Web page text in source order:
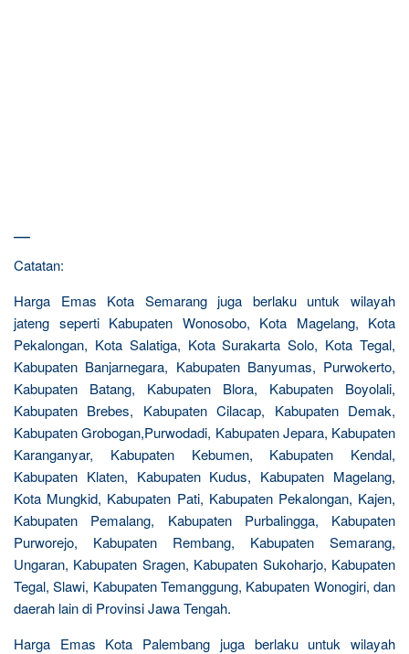
—
Catatan:
Harga Emas Kota Semarang juga berlaku untuk wilayah
jateng seperti Kabupaten Wonosobo, Kota Magelang, Kota
Pekalongan, Kota Salatiga, Kota Surakarta Solo, Kota Tegal,
Kabupaten Banjarnegara, Kabupaten Banyumas, Purwokerto,
Kabupaten Batang, Kabupaten Blora, Kabupaten Boyolali,
Kabupaten Brebes, Kabupaten Cilacap, Kabupaten Demak,
Kabupaten Grobogan,Purwodadi, Kabupaten Jepara, Kabupaten
Karanganyar, Kabupaten Kebumen, Kabupaten Kendal,
Kabupaten Klaten, Kabupaten Kudus, Kabupaten Magelang,
Kota Mungkid, Kabupaten Pati, Kabupaten Pekalongan, Kajen,
Kabupaten Pemalang, Kabupaten Purbalingga, Kabupaten
Purworejo, Kabupaten Rembang, Kabupaten Semarang,
Ungaran, Kabupaten Sragen, Kabupaten Sukoharjo, Kabupaten
Tegal, Slawi, Kabupaten Temanggung, Kabupaten Wonogiri, dan
daerah lain di Provinsi Jawa Tengah.
Harga Emas Kota Palembang juga berlaku untuk wilayah